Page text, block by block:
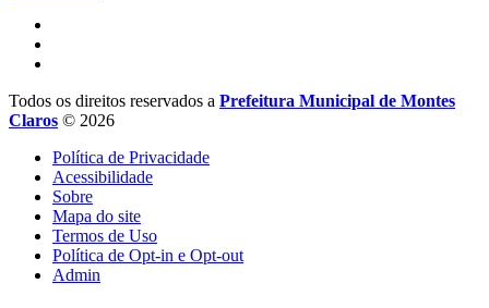
Todos os direitos reservados a Prefeitura Municipal de Montes
Claros © 2026
Política de Privacidade
Acessibilidade
Sobre
Mapa do site
Termos de Uso
Política de Opt-in e Opt-out
Admin